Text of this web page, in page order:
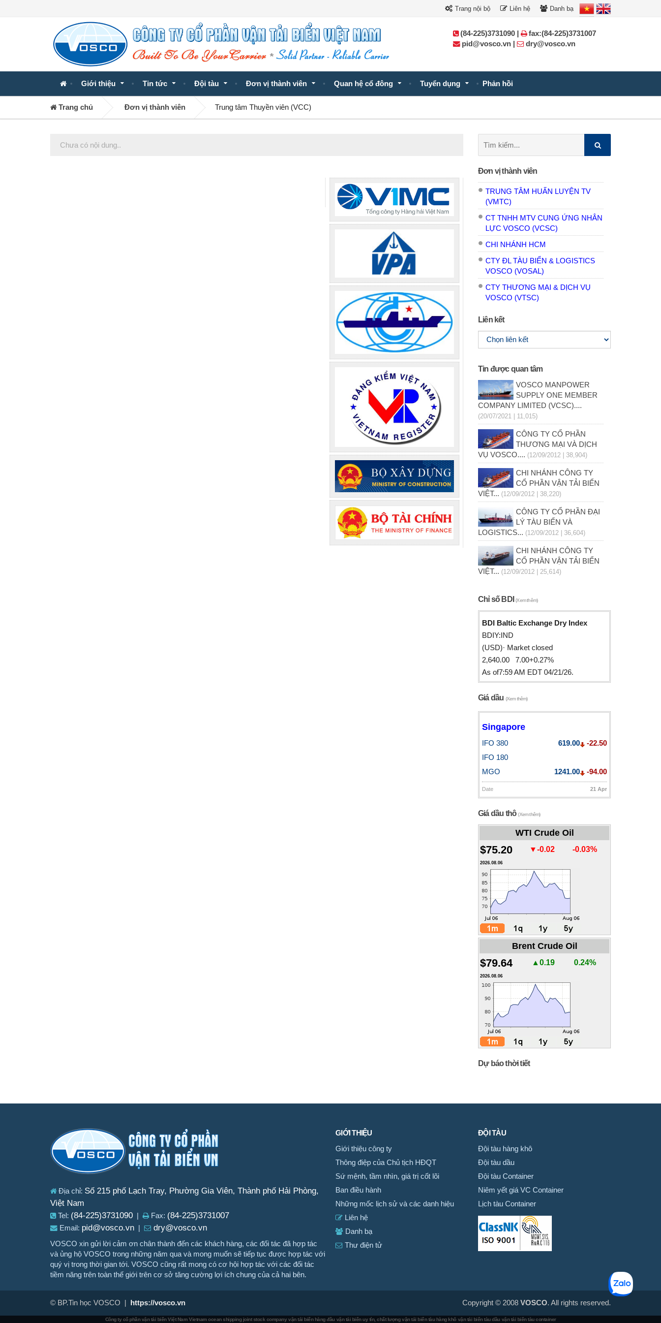
Trang nội bộ Liên hệ Danh bạ
Giới thiệu Tin tức Đội tàu Đơn vị thành viên Quan hệ cổ đông Tuyển dụng Phản hồi
(84-225)3731090 |
fax:(84-225)3731007
pid@vosco.vn |
dry@vosco.vn
Trang chủ Đơn vị thành viên Trung tâm Thuyền viên (VCC)
Chưa có nội dung..
kiếm:
Đơn vị thành viên
TRUNG TÂM HUẤN LUYỆN TV
(VMTC)
CT TNHH MTV CUNG ỨNG NHÂN
LỰC VOSCO (VCSC)
CHI NHÁNH HCM
CTY ĐL TÀU BIỂN & LOGISTICS
VOSCO (VOSAL)
CTY THƯƠNG MẠI & DỊCH VỤ
VOSCO (VTSC)
Liên kết
Tin được quan tâm
VOSCO MANPOWER
SUPPLY ONE MEMBER
COMPANY LIMITED (VCSC)....
(20/07/2021 | 11,015)
CÔNG TY CỔ PHẦN
THƯƠNG MẠI VÀ DỊCH
VỤ VOSCO.... (12/09/2012 | 38,904)
CHI NHÁNH CÔNG TY
CỔ PHẦN VẬN TẢI BIỂN
VIỆT... (12/09/2012 | 38,220)
CÔNG TY CỔ PHẦN ĐẠI
LÝ TÀU BIỂN VÀ
LOGISTICS... (12/09/2012 | 36,604)
CHI NHÁNH CÔNG TY
CỔ PHẦN VẬN TẢI BIỂN
VIỆT... (12/09/2012 | 25,614)
Chỉ số BDI(Xem thêm)
BDI Baltic Exchange Dry Index
BDIY:IND
(USD)· Market closed
2,640.00 7.00+0.27%
As of7:59 AM EDT 04/21/26.
Giá dầu (Xem thêm)
Singapore
IFO 380 619.00
-22.50
IFO 180
MGO
1241.00 -94.00
Date 21 Apr
Giá dầu thô(Xem thêm)
WTI Crude Oil
$75.20 ▼-0.02 -0.03%
2026.08.06
Brent Crude Oil
$79.64 ▲0.19 0.24%
2026.08.06
Dự báo thời tiết
Địa chỉ: Số 215 phố Lạch Tray, Phường Gia Viên, Thành phố Hải Phòng,
Việt Nam
Tel: (84-225)3731090 Fax: (84-225)3731007
Email: pid@vosco.vn dry@vosco.vn
VOSCO xin gửi lời cảm ơn chân thành đến các khách hàng, các đối tác đã hợp tác
và ủng hộ VOSCO trong những năm qua và mong muốn sẽ tiếp tục được hợp tác với
quý vị trong thời gian tới. VOSCO cũng rất mong có cơ hội hợp tác với các đối tác
tiềm năng trên toàn thế giới trên cơ sở tăng cường lợi ích chung của cả hai bên.
GIỚI THIỆU
Giới thiệu công ty
Thông điệp của Chủ tịch HĐQT
Sứ mệnh, tầm nhìn, giá trị cốt lõi
Ban điều hành
Những mốc lịch sử và các danh hiệu
Liên hệ
Danh bạ
Thư điện tử
ĐỘI TÀU
Đội tàu hàng khô
Đội tàu dầu
Đội tàu Container
Niêm yết giá VC Container
Lịch tàu Container
© BP.Tin học VOSCO | https://vosco.vn Copyright © 2008 VOSCO. All rights reserved.
Công ty cổ phần vận tải biển Việt Nam Vietnam ocean shipping joint stock company vận tải biển hàng đầu vận tải biển uy tín, chất lượng vận tải biển tàu hàng khô vận tải biển tàu dầu vận tải biển tàu container